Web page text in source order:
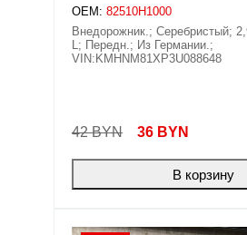
OEM: 82510H1000
Внедорожник.; Серебристый;
L; Передн.; Из Германии.;
VIN:KMHNM81XP3U088648
42 BYN 36 BYN
В корзину